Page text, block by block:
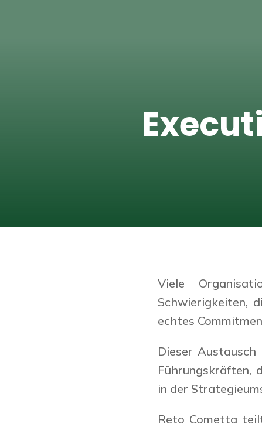
Viele
Schwierigkeiten,
echtes
Dieser
Führungskräften,
in der
Reto Cometta